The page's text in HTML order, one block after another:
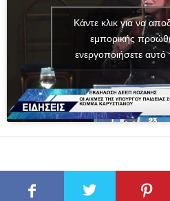
Κάντε κλικ για να
εμπορικής
ενεργοποιήσετε αυτό